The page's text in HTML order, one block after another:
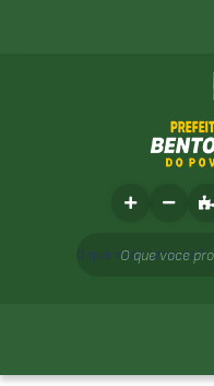
O que voce procura?